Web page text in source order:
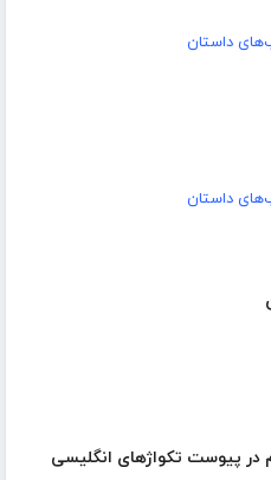
داستان
داستان
در پیوست تکواژهای انگلیسی